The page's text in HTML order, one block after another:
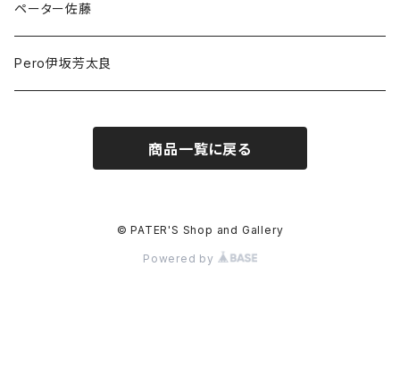
ペーター佐藤
Pero伊坂芳太良
商品一覧に戻る
© PATER'S Shop and Gallery
Powered by